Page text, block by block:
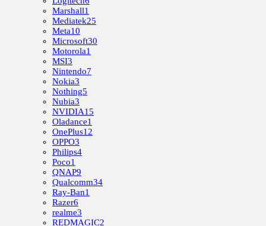
Marshall1
Mediatek25
Meta10
Microsoft30
Motorola1
MSI3
Nintendo7
Nokia3
Nothing5
Nubia3
NVIDIA15
Oladance1
OnePlus12
OPPO3
Philips4
Poco1
QNAP9
Qualcomm34
Ray-Ban1
Razer6
realme3
REDMAGIC2